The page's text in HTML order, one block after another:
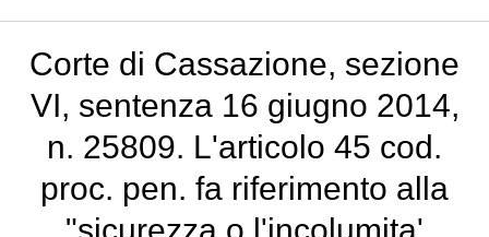
Corte di Cassazione, sezione
VI, sentenza 16 giugno 2014,
n. 25809. L'articolo 45 cod.
proc. pen. fa riferimento alla